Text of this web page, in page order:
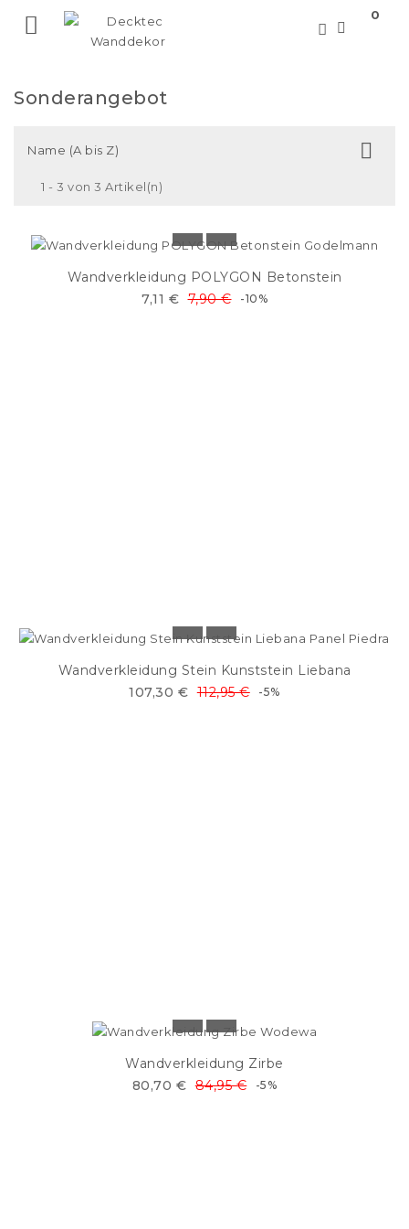
 0
Sonderangebot
Name (A bis Z) 
1 - 3 von 3 Artikel(n)
Wandverkleidung POLYGON Betonstein
7,11 € 7,90 € -10%
Wandverkleidung Stein Kunststein Liebana
107,30 € 112,95 € -5%
Wandverkleidung Zirbe
80,70 € 84,95 € -5%